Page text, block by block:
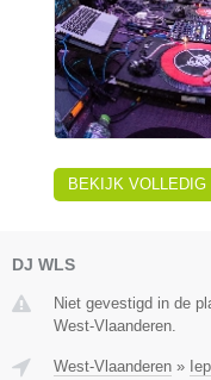
BEKIJK VOLLEDIG
DJ WLS
Niet gevestigd in de
West-Vlaanderen.
West-Vlaanderen »